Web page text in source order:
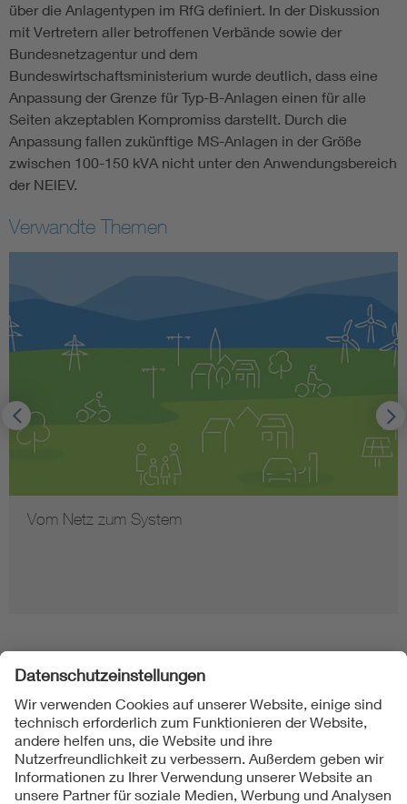
über die Anlagentypen im RfG definiert. In der Diskussion
mit Vertretern aller betroffenen Verbände sowie der
Bundesnetzagentur und dem
Bundeswirtschaftsministerium wurde deutlich, dass eine
Anpassung der Grenze für Typ-B-Anlagen einen für alle
Seiten akzeptablen Kompromiss darstellt. Durch die
Anpassung fallen zukünftige MS-Anlagen in der Größe
zwischen 100-150 kVA nicht unter den Anwendungsbereich
der NElEV.
Verwandte Themen
Vom Netz zum System
Folgen Sie uns